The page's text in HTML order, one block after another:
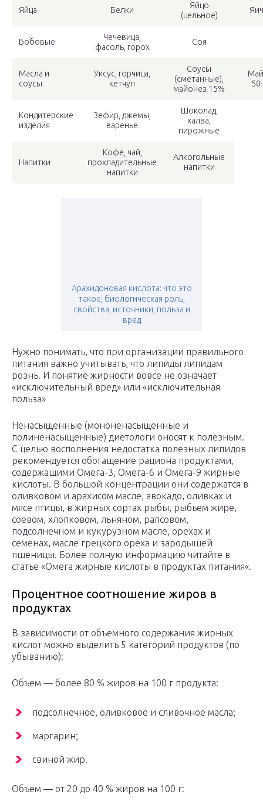
Яйца Белки
Яйцо
(цельное)
Бобовые
Чечевица,
фасоль, горох
Соя
Масла и
соусы
Уксус, горчица,
кетчуп
Соусы
(сметанные),
майонез 15%
Кондитерские
изделия
Зефир, джемы,
варенье
Шоколад,
халва,
пирожные
Напитки
Кофе, чай,
прохладительные
напитки
Алкогольные
напитки
Арахидоновая кислота: что это
такое, биологическая роль,
свойства, источники, польза и
вред
Нужно понимать, что при организации правильного
питания важно учитывать, что липиды липидам
рознь. И понятие жирности вовсе не означает
«исключительный вред» или «исключительная
польза»
Ненасыщенные (мононенасыщенные и
полиненасыщенные) диетологи оносят к полезным.
С целью восполнения недостатка полезных липидов
рекомендуется обогащение рациона продуктами,
содержащими Омега-3, Омега-6 и Омега-9 жирные
кислоты. В большой концентрации они содержатся в
оливковом и арахисом масле, авокадо, оливках и
мясе птицы, в жирных сортах рыбы, рыбьем жире,
соевом, хлопковом, льняном, рапсовом,
подсолнечном и кукурузном масле, орехах и
семенах, масле грецкого ореха и зародышей
пшеницы. Более полную информацию читайте в
статье «Омега жирные кислоты в продуктах питания«.
Процентное соотношение жиров в
продуктах
В зависимости от объемного содержания жирных
кислот можно выделить 5 категорий продуктов (по
убыванию):
Объем — более 80 % жиров на 100 г продукта:
подсолнечное, оливковое и сливочное масла;
маргарин;
свиной жир.
Объем — от 20 до 40 % жиров на 100 г: